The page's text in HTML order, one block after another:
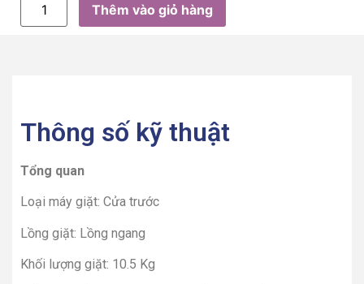
Thêm vào giỏ hàng
Thông số kỹ thuật
Tổng quan
Loại máy giặt: Cửa trước
Lồng giặt: Lồng ngang
Khối lượng giặt: 10.5 Kg